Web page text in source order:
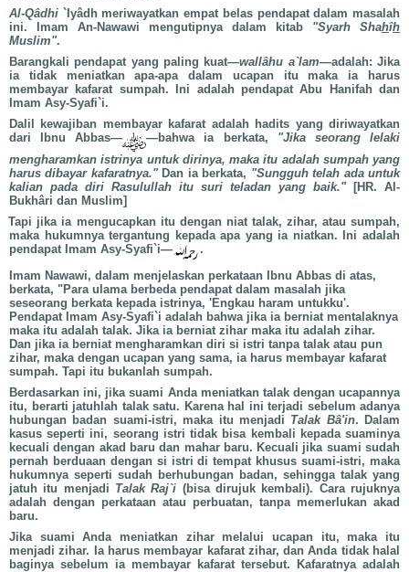
Al-Qâdhi `Iyâdh meriwayatkan empat belas pendapat dalam masalah
ini. Imam An-Nawawi mengutipnya dalam kitab "Syarh Shahîh
Muslim".
Barangkali pendapat yang paling kuat—wallâhu a`lam—adalah: Jika
ia tidak meniatkan apa-apa dalam ucapan itu maka ia harus
membayar kafarat sumpah. Ini adalah pendapat Abu Hanifah dan
Imam Asy-Syafi`i.
Dalil kewajiban membayar kafarat adalah hadits yang diriwayatkan
dari Ibnu Abbas—
—bahwa ia berkata, "Jika seorang lelaki
mengharamkan istrinya untuk dirinya, maka itu adalah sumpah yang
harus dibayar kafaratnya."Dan ia berkata, "Sungguh telah ada untuk
kalian pada diri Rasulullah itu suri teladan yang baik."[HR. Al-
Bukhâri dan Muslim]
Tapi jika ia mengucapkan itu dengan niat talak, zihar, atau sumpah,
maka hukumnya tergantung kepada apa yang ia niatkan. Ini adalah
pendapat Imam Asy-Syafi`i—
.
Imam Nawawi, dalam menjelaskan perkataan
Ibnu Abbas di atas,
berkata, "Para ulama berbeda pendapat dalam masalah jika
seseorang berkata kepada istrinya, 'Engkau haram untukku'.
Pendapat Imam Asy-Syafi`i adalah bahwa jika ia berniat mentalaknya
maka itu adalah talak. Jika ia berniat zihar maka itu adalah zihar.
Dan jika ia berniat mengharamkan diri si istri tanpa talak atau pun
zihar, maka dengan ucapan yang sama, ia harus membayar kafarat
sumpah. Tapi itu bukanlah sumpah.
Berdasarkan ini, jika suami Anda meniatkan talak dengan ucapannya
itu, berarti jatuhlah talak satu. Karena hal ini terjadi sebelum adanya
hubungan badan suami-istri, maka itu menjadi Talak Bâ'in. Dalam
kasus seperti ini, seorang istri tidak bisa kembali kepada suaminya
kecuali dengan akad baru dan mahar baru. Kecuali jika suami sudah
pernah berduaan dengan si istri di tempat khusus suami-istri, maka
hukumnya seperti sudah berhubungan badan, sehingga talak yang
jatuh itu menjadi Talak Raj`i (bisa dirujuk kembali). Cara rujuknya
adalah dengan perkataan atau perbuatan, tanpa memerlukan akad
baru.
Jika suami Anda meniatkan zihar melalui ucapan itu, maka itu
menjadi zihar. Ia harus membayar kafarat zihar, dan Anda tidak halal
baginya sebelum ia membayar kafarat tersebut. Kafaratnya adalah